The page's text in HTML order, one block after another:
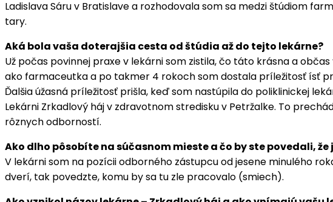
Ladislava Sáru v Bratislave a rozhodovala som sa medzi štúdiom
tary.
Aká bola vaša doterajšia cesta od štúdia až do tejto lekárne?
Už počas povinnej praxe v lekárni som zistila, čo táto krásna a
ako farmaceutka a po takmer 4 rokoch som dostala príležitosť ísť
Ďalšia úžasná príležitosť prišla, keď som nastúpila do poliklinickej
Lekárni Zrkadlový háj v zdravotnom stredisku v Petržalke. To
rôznych odborností.
Ako dlho pôsobíte na súčasnom mieste a čo by ste povedali,
V lekárni som na pozícii odborného zástupcu od jesene minulého
dverí, tak povedzte, komu by sa tu zle pracovalo (smiech).